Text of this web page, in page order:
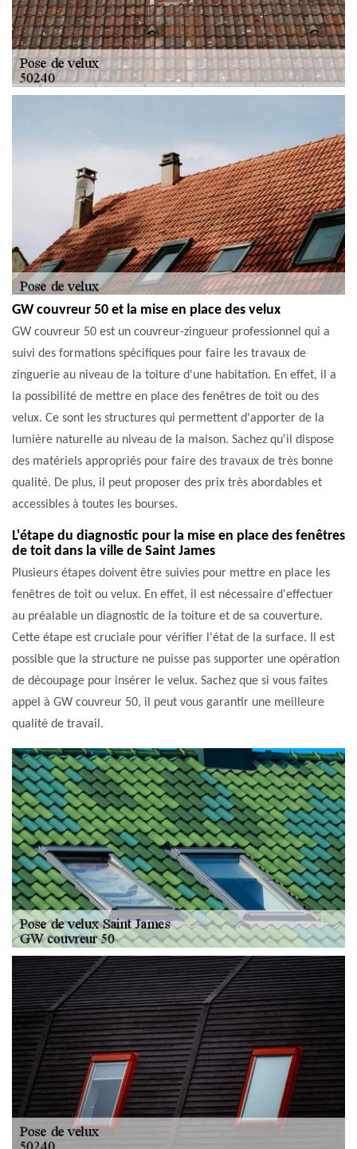
GW couvreur 50 et la mise en place des velux
GW couvreur 50 est un couvreur-zingueur professionnel qui a
suivi des formations spécifiques pour faire les travaux de
zinguerie au niveau de la toiture d'une habitation. En effet, il a
la possibilité de mettre en place des fenêtres de toit ou des
velux. Ce sont les structures qui permettent d'apporter de la
lumière naturelle au niveau de la maison. Sachez qu'il dispose
des matériels appropriés pour faire des travaux de très bonne
qualité. De plus, il peut proposer des prix très abordables et
accessibles à toutes les bourses.
L'étape du diagnostic pour la mise en place des fenêtres
de toit dans la ville de Saint James
Plusieurs étapes doivent être suivies pour mettre en place les
fenêtres de toit ou velux. En effet, il est nécessaire d'effectuer
au préalable un diagnostic de la toiture et de sa couverture.
Cette étape est cruciale pour vérifier l'état de la surface. Il est
possible que la structure ne puisse pas supporter une opération
de découpage pour insérer le velux. Sachez que si vous faites
appel à GW couvreur 50, il peut vous garantir une meilleure
qualité de travail.